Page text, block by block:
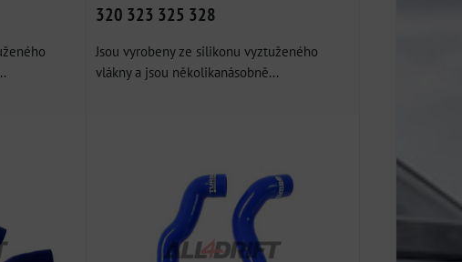
320 323 325 328
Jsou vyrobeny ze silikonu vyztuženého
vlákny a jsou několikanásobně...